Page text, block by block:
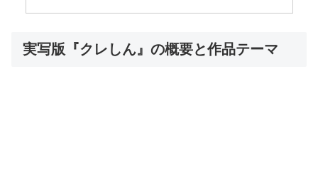
実写版『クレしん』の概要と作品テーマ